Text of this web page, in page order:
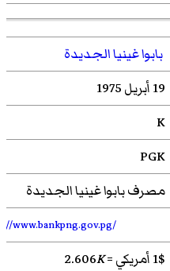
بابوا غينيا الجديدة
19 أبريل 1975
K
PGK
مصرف بابوا غينيا الجديدة
www.bankpng.gov.pg/
1$ أمريكي = 2.606
K